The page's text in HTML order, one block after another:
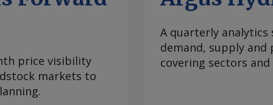
fallen. Damit
für
Reeder erklärte,
Karlsruhe fünf
Schiffe, die
fahren
price visibility
markets to
A quarterly analytics
demand, supply
covering sectors